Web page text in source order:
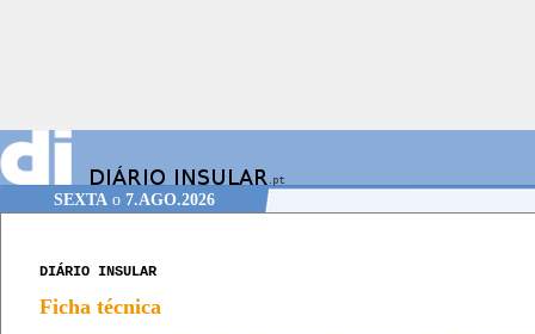
SEXTA o 7.AGO.2026
DIÁRIO INSULAR
Ficha técnica